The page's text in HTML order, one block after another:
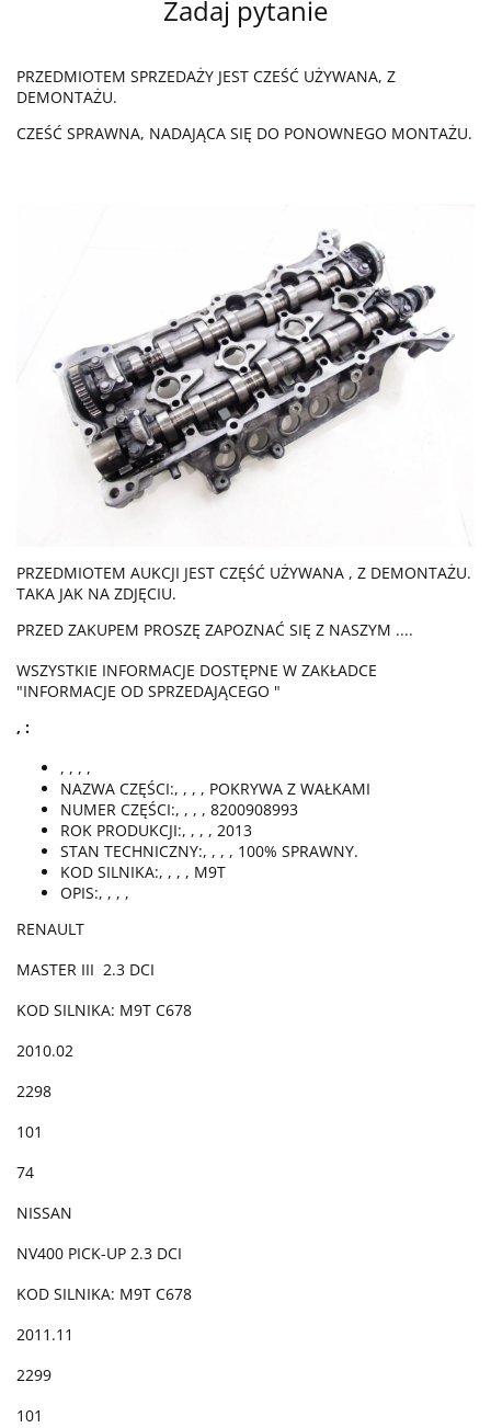
Zadaj pytanie
PRZEDMIOTEM SPRZEDAŻY JEST CZEŚĆ UŻYWANA, Z
DEMONTAŻU.
CZEŚĆ SPRAWNA, NADAJĄCA SIĘ DO PONOWNEGO MONTAŻU.
PRZEDMIOTEM AUKCJI JEST CZĘŚĆ UŻYWANA , Z DEMONTAŻU.
TAKA JAK NA ZDJĘCIU.
PRZED ZAKUPEM PROSZĘ ZAPOZNAĆ SIĘ Z NASZYM ....
WSZYSTKIE INFORMACJE DOSTĘPNE W ZAKŁADCE
"INFORMACJE OD SPRZEDAJĄCEGO "
, :
, , , ,
NAZWA CZĘŚCI:, , , , POKRYWA Z WAŁKAMI
NUMER CZĘŚCI:, , , , 8200908993
ROK PRODUKCJI:, , , , 2013
STAN TECHNICZNY:, , , , 100% SPRAWNY.
KOD SILNIKA:, , , , M9T
OPIS:, , , ,
RENAULT
MASTER III 2.3 DCI
KOD SILNIKA: M9T C678
2010.02
2298
101
74
NISSAN
NV400 PICK-UP 2.3 DCI
KOD SILNIKA: M9T C678
2011.11
2299
101